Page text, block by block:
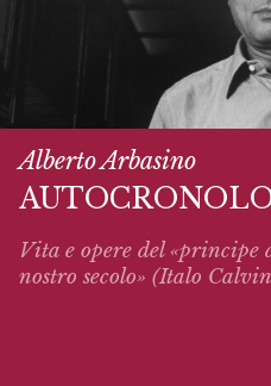
Alberto Arbasino
Vita e opere del «principe
nostro secolo» (Italo